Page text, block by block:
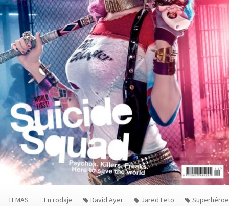
TEMAS En rodaje David Ayer Jared Leto